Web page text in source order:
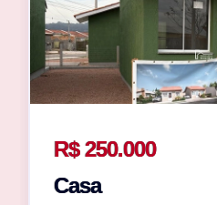
R$ 250.000
Casa